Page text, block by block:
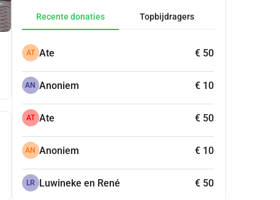
Recente donaties Topbijdragers
AT Ate € 50
AN Anoniem € 10
AT Ate € 50
AN Anoniem € 10
LR Luwineke en René € 50